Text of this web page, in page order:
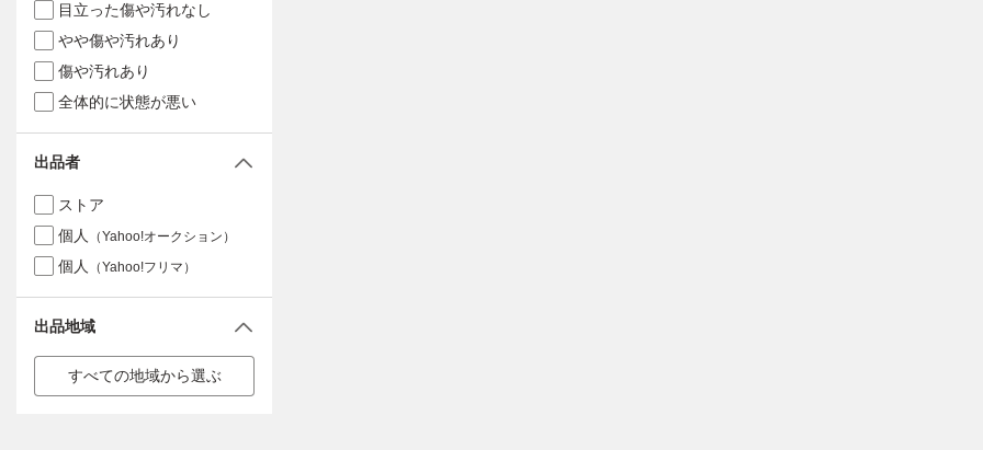
目立った傷や汚れなし
やや傷や汚れあり
傷や汚れあり
全体的に状態が悪い
出品者
ストア
個人
（Yahoo!オークション）
個人 （Yahoo!フリマ）
出品地域
すべての地域から選ぶ